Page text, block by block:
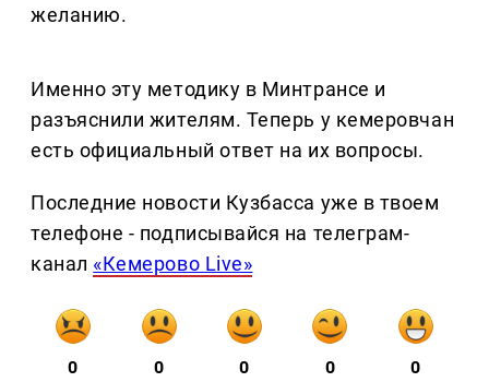
желанию.
Именно эту методику в Минтрансе и
разъяснили жителям. Теперь у кемеровчан
есть официальный ответ на их вопросы.
Последние новости Кузбасса уже в твоем
телефоне - подписывайся на телеграм-
канал «Кемерово Live»
0 0 0 0 0